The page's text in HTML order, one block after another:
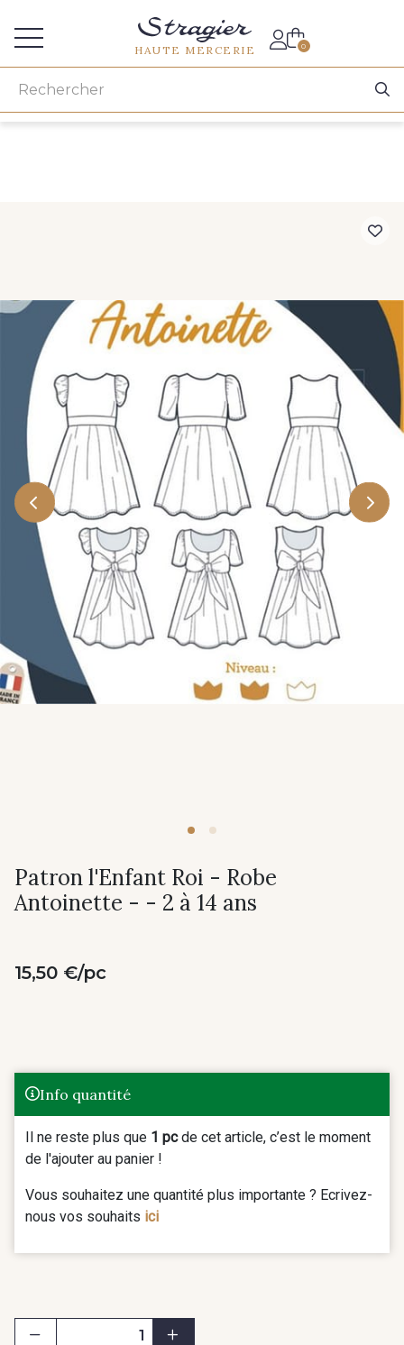
HAUTE MERCERIE 0
Patron l'Enfant Roi - Robe
Antoinette - - 2 à 14 ans
15,50 €/pc
Info quantité
Il ne reste plus que 1 pcde cet article, c’est le moment
de l'ajouter au panier !
Vous souhaitez une quantité plus importante ? Ecrivez-
nous vos souhaits ici